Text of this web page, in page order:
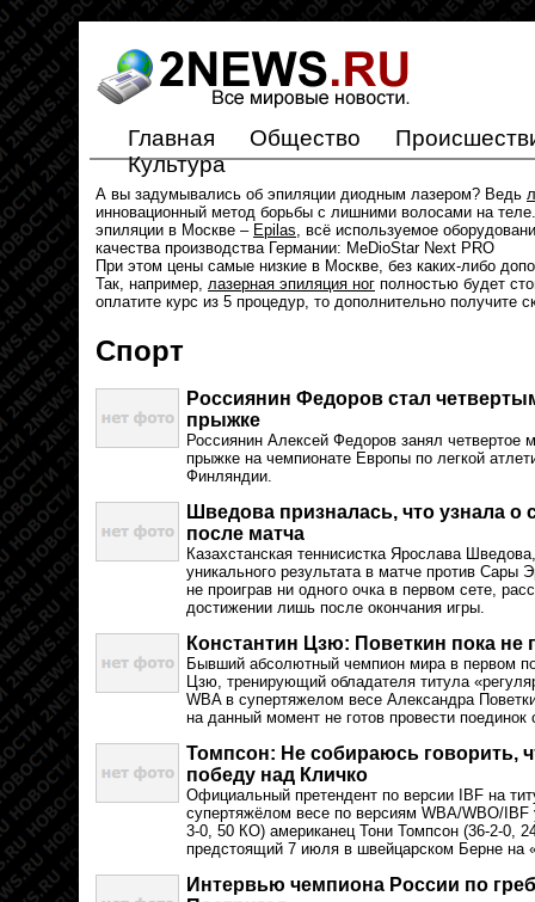
Главная Общество
Культура
А вы задумывались об эпиляции диодным лазером? Ведь
инновационный метод борьбы с лишними волосами на
эпиляции в Москве – Epilas, всё используемое
качества производства Германии: MeDioStar Next PRO
При этом цены самые низкие в Москве, без каких-либо
Так, например, лазерная эпиляция ног полностью будет
оплатите курс из 5 процедур, то дополнительно получите
Спорт
Россиянин Федоров стал
прыжке
Россиянин Алексей Федоров занял четвертое
прыжке на чемпионате Европы по легкой
Финляндии.
Шведова призналась, что узнала о
после матча
Казахстанская теннисистка Ярослава
уникального результата в матче против Сары
не проиграв ни одного очка в первом сете,
достижении лишь после окончания игры.
Константин Цзю: Поветкин пока не
Бывший абсолютный чемпион мира в первом
Цзю, тренирующий обладателя титула
WBA в супертяжелом весе Александра
на данный момент не готов провести поединок
Томпсон: Не собираюсь говорить,
победу над Кличко
Официальный претендент по версии IBF на
супертяжёлом весе по версиям WBA/WBO/
3-0, 50 КО) американец Тони Томпсон (36-2-0,
предстоящий 7 июля в швейцарском Берне на
Интервью чемпиона России по